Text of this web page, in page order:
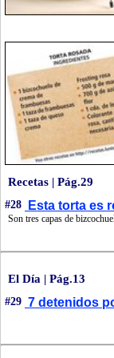
Recetas | Pág.29
#28 Esta torta es
Son tres capas de
El Día | Pág.13
#29 7 detenidos